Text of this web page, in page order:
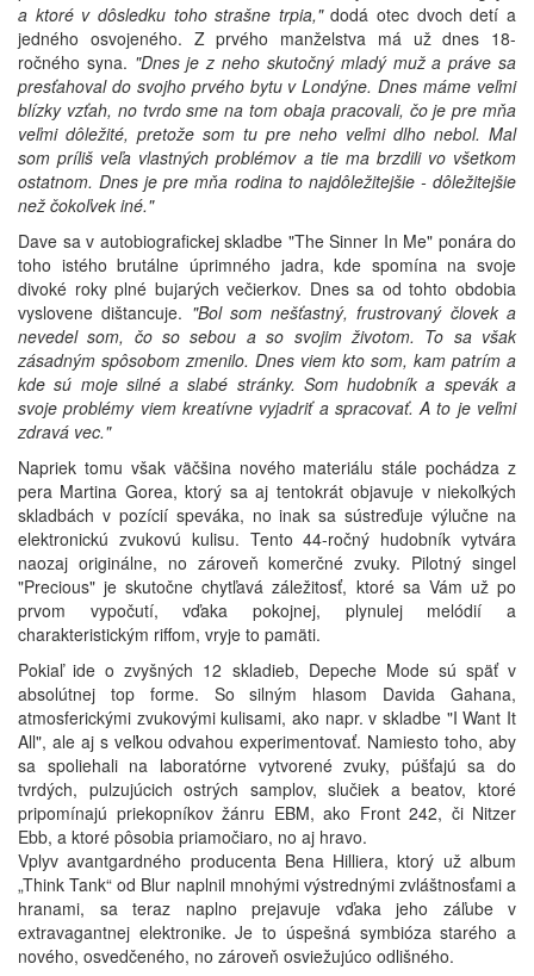
a ktoré v dôsledku toho strašne trpia,"dodá otec dvoch detí a
jedného osvojeného. Z prvého manželstva má už dnes 18-
ročného syna. "Dnes je z neho skutočný mladý muž a práve sa
presťahoval do svojho prvého bytu v Londýne. Dnes máme veľmi
blízky vzťah, no tvrdo sme na tom obaja pracovali, čo je pre mňa
veľmi dôležité, pretože som tu pre neho veľmi dlho nebol. Mal
som príliš veľa vlastných problémov a tie ma brzdili vo všetkom
ostatnom. Dnes je pre mňa rodina to najdôležitejšie - dôležitejšie
než čokoľvek iné."
Dave sa v autobiografickej skladbe "The Sinner In Me" ponára do
toho istého brutálne úprimného jadra, kde spomína na svoje
divoké roky plné bujarých večierkov. Dnes sa od tohto obdobia
vyslovene dištancuje. "Bol som nešťastný, frustrovaný človek a
nevedel som, čo so sebou a so svojim životom. To sa však
zásadným spôsobom zmenilo. Dnes viem kto som, kam patrím a
kde sú moje silné a slabé stránky. Som hudobník a spevák a
svoje problémy viem kreatívne vyjadriť a spracovať. A to je veľmi
zdravá vec."
Napriek tomu však väčšina nového materiálu stále pochádza z
pera Martina Gorea, ktorý sa aj tentokrát objavuje v niekoľkých
skladbách v pozícií speváka, no inak sa sústreďuje výlučne na
elektronickú zvukovú kulisu. Tento 44-ročný hudobník vytvára
naozaj originálne, no zároveň komerčné zvuky. Pilotný singel
"Precious" je skutočne chytľavá záležitosť, ktoré sa Vám už po
prvom vypočutí, vďaka pokojnej, plynulej melódií a
charakteristickým riffom, vryje to pamäti.
Pokiaľ ide o zvyšných 12 skladieb, Depeche Mode sú späť v
absolútnej top forme. So silným hlasom Davida Gahana,
atmosferickými zvukovými kulisami, ako napr. v skladbe "I Want It
All", ale aj s veľkou odvahou experimentovať. Namiesto toho, aby
sa spoliehali na laboratórne vytvorené zvuky, púšťajú sa do
tvrdých, pulzujúcich ostrých samplov, slučiek a beatov, ktoré
pripomínajú priekopníkov žánru EBM, ako Front 242, či Nitzer
Ebb, a ktoré pôsobia priamočiaro, no aj hravo.
Vplyv avantgardného producenta Bena Hilliera, ktorý už album
„Think Tank“ od Blur naplnil mnohými výstrednými zvláštnosťami a
hranami, sa teraz naplno prejavuje vďaka jeho záľube v
extravagantnej elektronike. Je to úspešná symbióza starého a
nového, osvedčeného, no zároveň osviežujúco odlišného.